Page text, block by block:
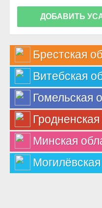
ДОБАВИТЬ
Брестская
Витебская
Гомельская
Минская